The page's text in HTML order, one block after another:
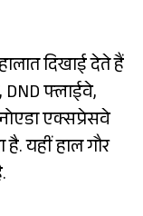
दिखाई देते हैं
फ्लाईवे,
एक्सप्रेसवे
यहीं हाल गौर